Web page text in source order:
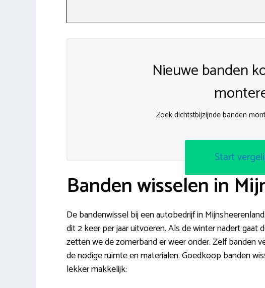
Nieuwe banden
Zoek dichtstbijzijnde banden
Start
Banden wisselen in
De bandenwissel bij een autobedrijf in
dit 2 keer per jaar uitvoeren. Als de winter nadert gaat
zetten we de zomerband er weer onder. Zelf banden
de nodige ruimte en materialen. Goedkoop banden
lekker makkelijk: